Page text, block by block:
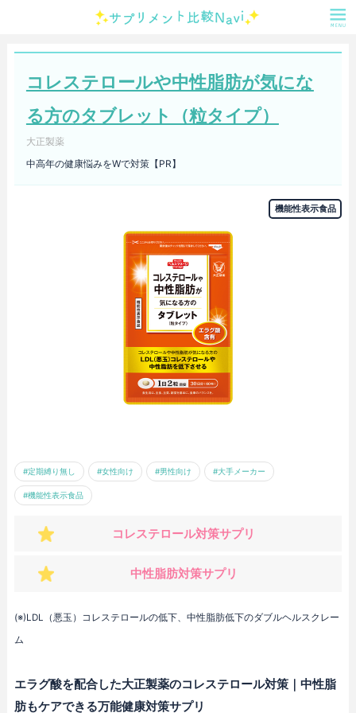
コレステロールや中性脂肪が気にな
る方のタブレット（粒タイプ）
大正製薬
中高年の健康悩みをWで対策【PR】
機能性表示食品
#定期縛り無し #女性向け #男性向け #大手メーカー
#機能性表示食品
コレステロール対策サプリ
中性脂肪対策サプリ
(※)LDL（悪玉）コレステロールの低下、中性脂肪低下のダブルヘルスクレー
ム
エラグ酸を配合した大正製薬のコレステロール対策｜中性脂
肪もケアできる万能健康対策サプリ